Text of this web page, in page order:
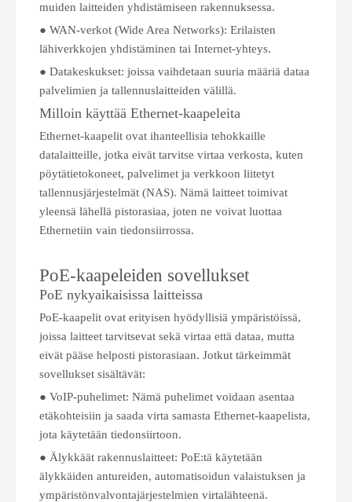
muiden laitteiden yhdistämiseen rakennuksessa.
● WAN-verkot (Wide Area Networks): Erilaisten
lähiverkkojen yhdistäminen tai Internet-yhteys.
● Datakeskukset: joissa vaihdetaan suuria määriä dataa
palvelimien ja tallennuslaitteiden välillä.
Milloin käyttää Ethernet-kaapeleita
Ethernet-kaapelit ovat ihanteellisia tehokkaille
datalaitteille, jotka eivät tarvitse virtaa verkosta, kuten
pöytätietokoneet, palvelimet ja verkkoon liitetyt
tallennusjärjestelmät (NAS). Nämä laitteet toimivat
yleensä lähellä pistorasiaa, joten ne voivat luottaa
Ethernetiin vain tiedonsiirrossa.
PoE-kaapeleiden sovellukset
PoE nykyaikaisissa laitteissa
PoE-kaapelit ovat erityisen hyödyllisiä ympäristöissä,
joissa laitteet tarvitsevat sekä virtaa että dataa, mutta
eivät pääse helposti pistorasiaan. Jotkut tärkeimmät
sovellukset sisältävät:
● VoIP-puhelimet: Nämä puhelimet voidaan asentaa
etäkohteisiin ja saada virta samasta Ethernet-kaapelista,
jota käytetään tiedonsiirtoon.
● Älykkäät rakennuslaitteet: PoE:tä käytetään
älykkäiden antureiden, automatisoidun valaistuksen ja
ympäristönvalvontajärjestelmien virtalähteenä.